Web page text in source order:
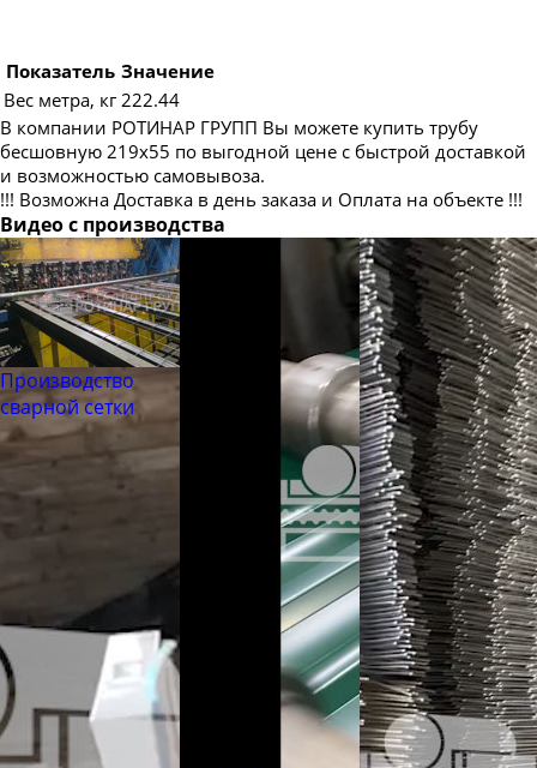
Труба бесшовная 203
Труба бесшовная 245
Труба бесшовная 273
Труба бесшовная 299
Труба бесшовная 325
Труба бесшовная 330
Труба бесшовная 351
Труба бесшовная 377
Труба бесшовная 402
Труба бесшовная 426
Труба бесшовная 450
Труба бесшовная 480
Труба бесшовная 530
Труба бесшовная 550
Показатель Значение
Вес метра, кг 222.44
В компании РОТИНАР ГРУПП Вы можете купить трубу
бесшовную 219х55 по выгодной цене с быстрой доставкой
и возможностью самовывоза.
!!! Возможна Доставка в день заказа и Оплата на объекте !!!
Видео с производства
Производство
сварной сетки